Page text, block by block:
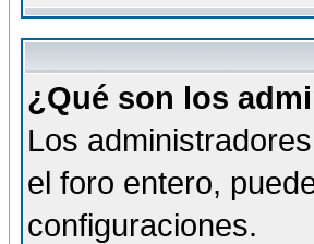
¿Qué son los
Los
el foro entero,
configuraciones.